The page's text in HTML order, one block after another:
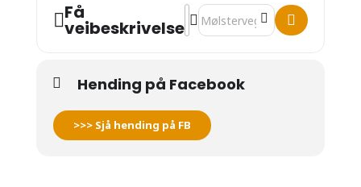
Få
veibeskrivelse
Address - Avlyst: Fotokveld
Destination Address - Avlyst:
Hending på Facebook
>>> Sjå hending på FB